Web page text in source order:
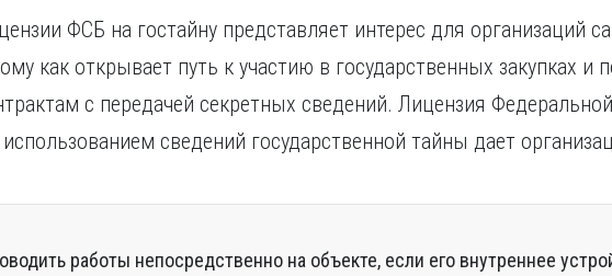
Иркутск
ФСБ на гостайну представляет интерес для организаций
как открывает путь к участию в государственных закупках и
с передачей секретных сведений. Лицензия
сведений государственной тайны дает
работы непосредственно на объекте, если его внутреннее